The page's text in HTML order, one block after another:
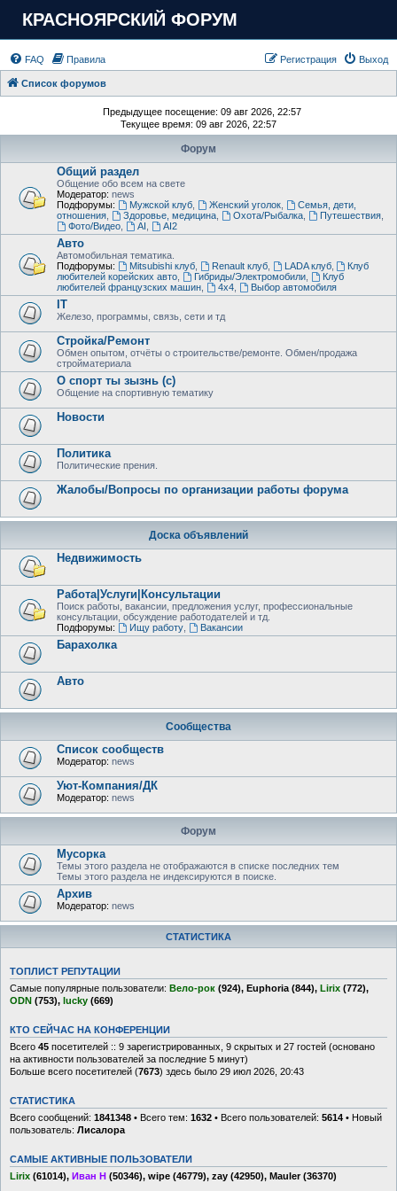
КРАСНОЯРСКИЙ ФОРУМ
FAQ Правила Выход
Регистрация
Список форумов
Предыдущее посещение: 09 авг 2026, 22:57
Текущее время: 09 авг 2026, 22:57
Форум
Общий раздел
Общение обо всем на свете
Модератор: news
Подфорумы:
Мужской клуб, Женский уголок,
Семья, дети,
отношения
Здоровье, медицина, Охота/Рыбалка, Путешествия,
Фото/Видео, AI AI2
Авто
Автомобильная тематика.
Подфорумы:
Mitsubishi клуб, Renault клуб, LADA клуб,
Клуб
любителей корейских авто
Гибриды/Электромобили,
Клуб
любителей французских машин
4х4, Выбор автомобиля
IT
Железо, программы, связь, сети и тд
Стройка/Ремонт
Обмен опытом, отчёты о строительстве/ремонте. Обмен/продажа
стройматериала
О спорт ты зызнь (с)
Общение на спортивную тематику
Новости
Политика
Политические прения.
Жалобы/Вопросы по организации работы форума
Доска объявлений
Недвижимость
Работа|Услуги|Консультации
Поиск работы, вакансии, предложения услуг, профессиональные
консультации, обсуждение работодателей и тд.
Подфорумы:
Ищу работу, Вакансии
Барахолка
Авто
Сообщества
Список сообществ
Модератор: news
Уют-Компания/ДК
Модератор: news
Форум
Мусорка
Темы этого раздела не отображаются в списке последних тем
Темы этого раздела не индексируются в поиске.
Архив
Модератор: news
СТАТИСТИКА
ТОПЛИСТ РЕПУТАЦИИ
Самые популярные пользователи: Вело-рок (924), Euphoria (844), Lirix (772),
ODN (753), lucky (669)
КТО СЕЙЧАС НА КОНФЕРЕНЦИИ
Всего 45 посетителей :: 9 зарегистрированных, 9 скрытых и 27 гостей (основано
на активности пользователей за последние 5 минут)
Больше всего посетителей (7673) здесь было 29 июл 2026, 20:43
СТАТИСТИКА
Всего сообщений: 1841348 • Всего тем: 1632 • Всего пользователей: 5614 • Новый
пользователь: Лисалора
САМЫЕ АКТИВНЫЕ ПОЛЬЗОВАТЕЛИ
Lirix (61014), Иван Н (50346), wipe (46779), zay (42950), Mauler(36370)